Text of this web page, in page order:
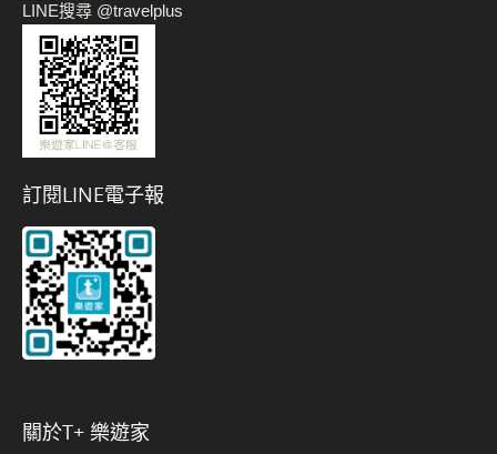
LINE搜尋 @travelplus
訂閱LINE電子報
關於t+ 樂遊家